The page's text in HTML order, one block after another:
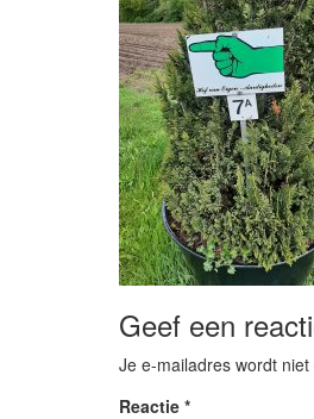
Geef een
Je e-mailadres wordt
Reactie *